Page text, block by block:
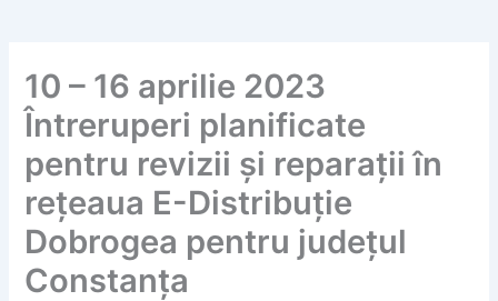
10 – 16 aprilie 2023
Întreruperi planificate
pentru revizii și reparații în
rețeaua E-Distribuție
Dobrogea pentru județul
Constanța